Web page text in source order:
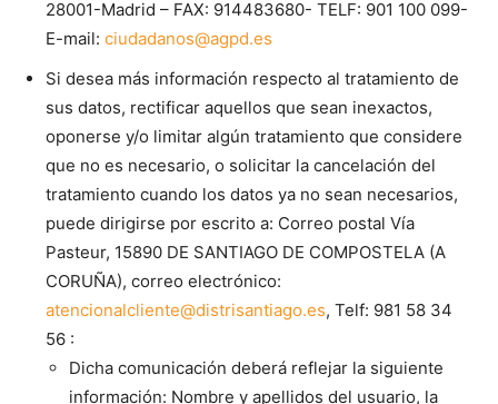
28001-Madrid – FAX: 914483680- TELF: 901 100 099-
E-mail: ciudadanos@agpd.es
Si desea más información respecto al tratamiento de
sus datos, rectificar aquellos que sean inexactos,
oponerse y/o limitar algún tratamiento que considere
que no es necesario, o solicitar la cancelación del
tratamiento cuando los datos ya no sean necesarios,
puede dirigirse por escrito a: Correo postal Vía
Pasteur, 15890 DE SANTIAGO DE COMPOSTELA (A
CORUÑA), correo electrónico:
atencionalcliente@distrisantiago.es, Telf: 981 58 34
56 :
Dicha comunicación deberá reflejar la siguiente
información: Nombre y apellidos del usuario, la